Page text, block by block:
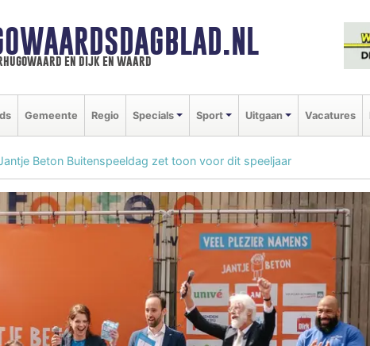
en dijk en waard
Gemeente Regio Specials Sport Uitgaan Vacatures
Beton Buitenspeeldag zet toon voor dit speeljaar